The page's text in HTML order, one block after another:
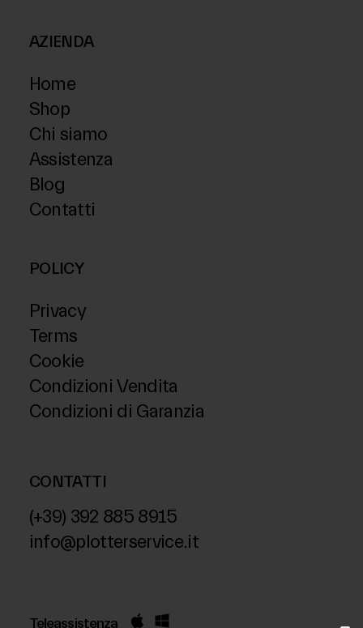
AZIENDA
Home
Shop
Chi siamo
Assistenza
Blog
Contatti
POLICY
Privacy
Terms
Cookie
Condizioni Vendita
Condizioni di Garanzia
CONTATTI
(+39) 392 885 8915
info@plotterservice.it
Teleassistenza